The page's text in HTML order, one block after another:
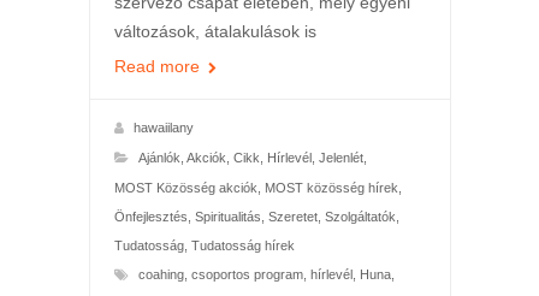
változások, átalakulások is
Read more
hawaiilany
Ajánlók Akciók Cikk Hírlevél, Jelenlét,
MOST Közösség akciók MOST közösség hírek
Önfejlesztés Spiritualitás Szeretet, Szolgáltatók
Tudatosság, Tudatosság hírek
coahing, csoportos program, hírlevél, Huna,